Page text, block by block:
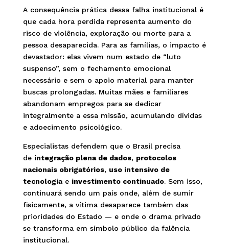
A consequência prática dessa falha institucional é
que cada hora perdida representa aumento do
risco de violência, exploração ou morte para a
pessoa desaparecida. Para as famílias, o impacto é
devastador: elas vivem num estado de “luto
suspenso”, sem o fechamento emocional
necessário e sem o apoio material para manter
buscas prolongadas. Muitas mães e familiares
abandonam empregos para se dedicar
integralmente a essa missão, acumulando dívidas
e adoecimento psicológico.
Especialistas defendem que o Brasil precisa
de integração plena de dados, protocolos
nacionais obrigatórios, uso intensivo de
tecnologiae investimento continuado. Sem isso,
continuará sendo um país onde, além de sumir
fisicamente, a vítima desaparece também das
prioridades do Estado — e onde o drama privado
se transforma em símbolo público da falência
institucional.